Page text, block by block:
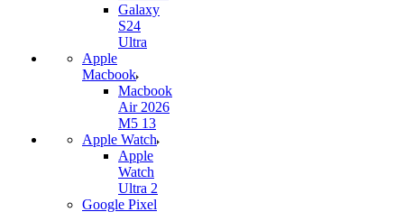
Galaxy
S24
Ultra
Apple
Macbook
Macbook
Air 2026
M5 13
Apple Watch
Apple
Watch
Ultra 2
Google Pixel